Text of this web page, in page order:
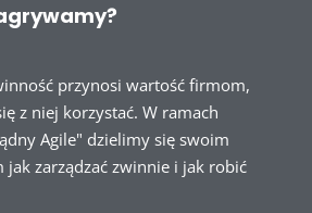
przynosi wartość firmom,
z niej korzystać. W ramach
Agile" dzielimy się swoim
jak zarządzać zwinnie i jak robić